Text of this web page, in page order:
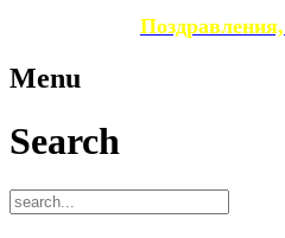
Menu
Search